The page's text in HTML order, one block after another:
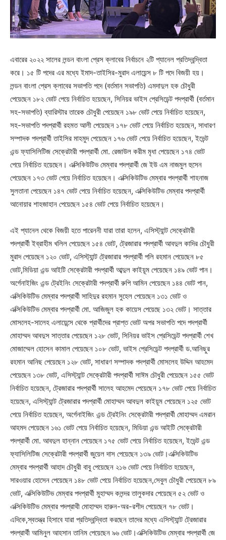
এবারের ২০২২ সালের লন্ডন বাংলা প্রেস ক্লাবের নির্বাচনে ২টি প্যানেল প্রতিদ্বন্দ্বিতা
করে। ১৫ টি পদের এর মধ্যে ইমাদ-তাইসির-মুরাদ এলায়েন্স ৮ টি পদে বিজয়ী হয়।
লন্ডন বাংলা প্রেস ক্লাবের সভাপতি পদে (বর্তমান সভাপতি) এমদাদুল হক চৌধুরী
পেয়েছেন ১৮২ ভোট পেয়ে নির্বাচিত হয়েছেন, সিনিয়র ভাইস প্রেসিডেন্ট পদপ্রার্থী (বর্তমান
সহ-সভাপতি) ব্যারিস্টার তারেক চৌধুরী পেয়েছেন ১৯৮ ভোট পেয়ে নির্বাচিত হয়েছেন,
সহ-সভাপতি পদপ্রার্থী রহমত আলী পেয়েছেন ১৭৮ ভোট পেয়ে নির্বাচিত হয়েছেন, সাধারণ
সম্পাদক পদপ্রার্থী তাইসির মাহমুদ পেয়েছেন ১৭৬ ভোট পেয়ে নির্বাচিত হয়েছেন, ইভেন্ট
এন্ড ফ্যাসিলিটিজ সেক্রেটারী পদপ্রার্থী মো. রেজাউল করীম মৃধা পেয়েছেন ১৭৪ ভোট
পেয়ে নির্বাচিত হয়েছেন। এক্সিকিউটিভ মেম্বার পদপ্রার্থী জে ইউ এম নাজমুল হুসেন
পেয়েছেন ১৭৩ ভোট পেয়ে নির্বাচিত হয়েছেন। এক্সিকিউটিভ মেম্বার পদপ্রার্থী শাহনাজ
সুলতানা পেয়েছেন ১৪৭ ভোট পেয়ে নির্বাচিত হয়েছেন, এক্সিকিউটিভ মেম্বার পদপ্রার্থী
আনোয়ার শাহজাহান পেয়েছেন ১৫৪ ভোট পেয়ে নির্বাচিত হয়েছেন।
এই প্যানেল থেকে বিজয়ী হতে পারেননী যারা তারা হলেন, এসিস্ট্যান্ট সেক্রেটারী
পদপ্রার্থী ইব্রাহীম খলিল পেয়েছেন ১৫৪ ভোট, ট্রেজারার পদপ্রার্থী আবদুল কাদির চৌধুরী
মুরাদ পেয়েছেন ১২০ ভোট, এসিস্ট্যান্ট ট্রেজারার পদপ্রার্থী পলি রহমান পেয়েছেন ৮৫
ভোট,মিডিয়া এন্ড আইটি সেক্রেটারী পদপ্রার্থী আব্দুল কাইয়ূম পেয়েছেন ১৪৯ ভোট পান।
অর্গেনাইজিং এন্ড ট্রেইনিং সেক্রেটারী পদপ্রার্থী রুপি আমিন পেয়েছেন ১৪৪ ভোট পান,
এক্সিকিউটিভ মেম্বার পদপ্রার্থী সাহিদুর রহমান সুহেল পেয়েছেন ১৩১ ভোট ও
এক্সিকিউটিভ মেম্বার পদপ্রার্থী মো. আজিজুল হক কায়েস পেয়েছে ১৩২ ভোট। সাত্তার
মোসলেহ-সালেহ এলায়েন্সে থেকে প্রার্থীদের প্রাপ্ত ভোট অপর সভাপতি পদে পদপ্রার্থী
মোহাম্মদ আবদুস সাত্তার পেয়েছেন ১২৮ ভোট, সিনিয়র ভাইস প্রেসিডেন্ট পদপ্রার্থী শেখ
মোজাম্মেল হোসেন কামাল পেয়েছেন ১০৮ ভোট, ভাইস প্রেসিডেন্ট পদপ্রার্থী ড.আনিছুর
রহমান আনিছ পেয়েছেন ১২৮ ভোট, সাধারণ সম্পাদক পদপ্রার্থী মোসলেহ উদ্দিন আহমেদ
পেয়েছেন ১৩৮ ভোট, এসিস্ট্যান্ট সেক্রেটারী পদপ্রার্থী সাঈম চৌধুরী পেয়েছেন ১৫৫ ভোট
নির্বাচিত হয়েছেন, ট্রেজারার পদপ্রার্থী সালেহ আহমেদ পেয়েছেন ১৭৮ ভোট পেয়ে নির্বাচিত
হয়েছেন, এসিস্ট্যান্ট ট্রেজারার পদপ্রার্থী মোহাম্মদ আবদুল কাইয়ূম পেয়েছেন ১২৫ ভোট
পেয়ে নির্বাচিত হয়েছেন, অর্গেনাইজিং এন্ড ট্রেইনিং সেক্রেটারী পদপ্রার্থী মোহাম্মদ এমরান
আহমদ পেয়েছেন ১৬১ ভোট পেয়ে নির্বাচিত হয়েছেন, মিডিয়া এন্ড আইটি সেক্রেটারী
পদপ্রার্থী মো. আবদুল হান্নান পেয়েছেন ১৭৫ ভোট পেয়ে নির্বাচিত হয়েছেন, ইভেন্ট এন্ড
ফ্যাসিলিটিজ সেক্রেটারী পদপ্রার্থী জুয়েল দাস পেয়েছেন ১৩৯ ভোট।এক্সিকিউটিভ
মেম্বার পদপ্রার্থী আহাদ চৌধুরী বাবু পেয়েছেন ২১৬ ভোট পেয়ে নির্বাচিত হয়েছেন,
সারওয়ার হোসেন পেয়েছেন ১৪৮ ভোট পেয়ে নির্বাচিত হয়েছেন,সেবুল চৌধুরী পেয়েছেন ৮৯
ভোট, এক্সিকিউটিভ মেম্বার পদপ্রার্থী মুহাম্মদ কলন্দর তালুকদার পেয়েছেন ৫২ ভোট ও
এক্সিকিউটিভ মেম্বার পদপ্রাথী মোহাম্মদ হারুন-অর-রশীদ পেয়েছেন ৭৮ ভোট।
এদিকে,স্বতন্ত্র হিসাবে যারা প্রতিদ্বন্দ্বিতা করছেন তাদের মধ্যে এসিস্ট্যান্ট ট্রেজারার
পদপ্রার্থী আমিনুল আহসান তানিম পেয়েছেন ৯৬ ভোট।এক্সিকিউটিভ মেম্বার পদপ্রার্থী জে